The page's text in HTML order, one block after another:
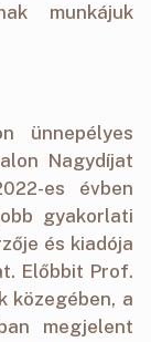
munkájuk
ünnepélyes
Nagydíjat
es évben
gyakorlati
és kiadója
Előbbit Prof.
közegében, a
megjelent